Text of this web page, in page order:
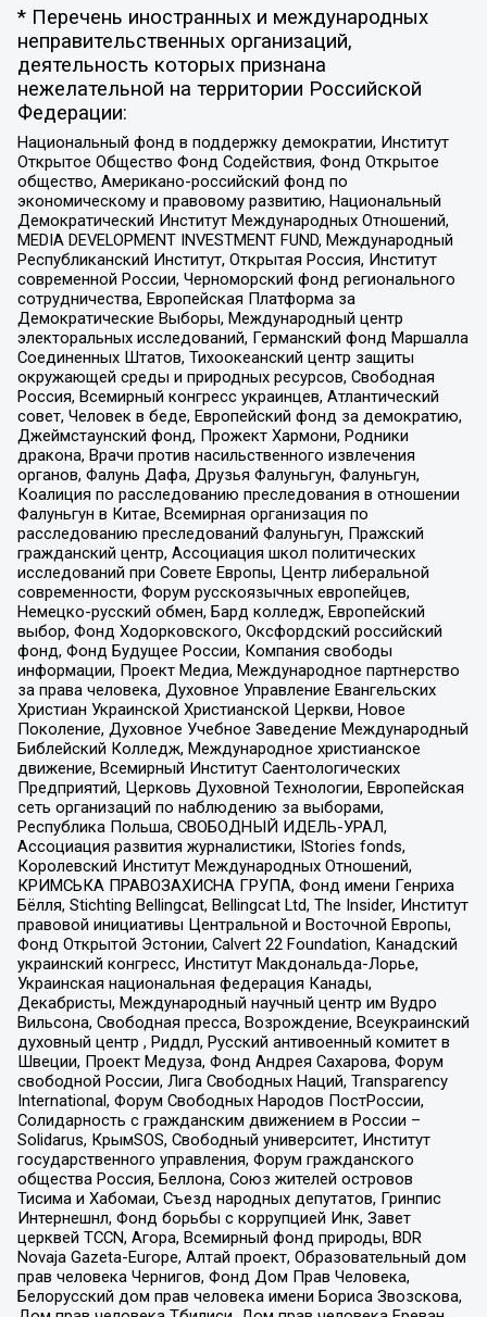
* Перечень иностранных и международных
неправительственных организаций,
деятельность которых признана
нежелательной на территории Российской
Федерации:
Национальный фонд в поддержку демократии, Институт
Открытое Общество Фонд Содействия, Фонд Открытое
общество, Американо-российский фонд по
экономическому и правовому развитию, Национальный
Демократический Институт Международных Отношений,
MEDIA DEVELOPMENT INVESTMENT FUND, Международный
Республиканский Институт, Открытая Россия, Институт
современной России, Черноморский фонд регионального
сотрудничества, Европейская Платформа за
Демократические Выборы, Международный центр
электоральных исследований, Германский фонд Маршалла
Соединенных Штатов, Тихоокеанский центр защиты
окружающей среды и природных ресурсов, Свободная
Россия, Всемирный конгресс украинцев, Атлантический
совет, Человек в беде, Европейский фонд за демократию,
Джеймстаунский фонд, Прожект Хармони, Родники
дракона, Врачи против насильственного извлечения
органов, Фалунь Дафа, Друзья Фалуньгун, Фалуньгун,
Коалиция по расследованию преследования в отношении
Фалуньгун в Китае, Всемирная организация по
расследованию преследований Фалуньгун, Пражский
гражданский центр, Ассоциация школ политических
исследований при Совете Европы, Центр либеральной
современности, Форум русскоязычных европейцев,
Немецко-русский обмен, Бард колледж, Европейский
выбор, Фонд Ходорковского, Оксфордский российский
фонд, Фонд Будущее России, Компания свободы
информации, Проект Медиа, Международное партнерство
за права человека, Духовное Управление Евангельских
Христиан Украинской Христианской Церкви, Новое
Поколение, Духовное Учебное Заведение Международный
Библейский Колледж, Международное христианское
движение, Всемирный Институт Саентологических
Предприятий, Церковь Духовной Технологии, Европейская
сеть организаций по наблюдению за выборами,
Республика Польша, СВОБОДНЫЙ ИДЕЛЬ-УРАЛ,
Ассоциация развития журналистики, IStories fonds,
Королевский Институт Международных Отношений,
КРИМСЬКА ПРАВОЗАХИСНА ГРУПА, Фонд имени Генриха
Бёлля, Stichting Bellingcat, Bellingcat Ltd, The Insider, Институт
правовой инициативы Центральной и Восточной Европы,
Фонд Открытой Эстонии, Calvert 22 Foundation, Канадский
украинский конгресс, Институт Макдональда-Лорье,
Украинская национальная федерация Канады,
Декабристы, Международный научный центр им Вудро
Вильсона, Свободная пресса, Возрождение, Всеукраинский
духовный центр , Риддл, Русский антивоенный комитет в
Швеции, Проект Медуза, Фонд Андрея Сахарова, Форум
свободной России, Лига Свободных Наций, Transparеncy
International, Форум Свободных Народов ПостРоссии,
Солидарность с гражданским движением в России –
Solidarus, КрымSOS, Свободный университет, Институт
государственного управления, Форум гражданского
общества Россия, Беллона, Союз жителей островов
Тисима и Хабомаи, Съезд народных депутатов, Гринпис
Интернешнл, Фонд борьбы с коррупцией Инк, Завет
церквей TCCN, Агора, Всемирный фонд природы, BDR
Novaja Gazeta-Europe, Алтай проект, Образовательный дом
прав человека Чернигов, Фонд Дом Прав Человека,
Белорусский дом прав человека имени Бориса Звозскова,